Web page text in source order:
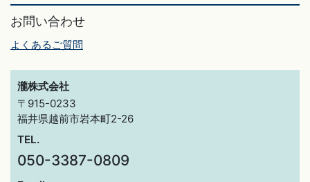
お問い合わせ
よくあるご質問
瀧株式会社
〒915-0233
福井県越前市岩本町2-26
TEL.
050-3387-0809